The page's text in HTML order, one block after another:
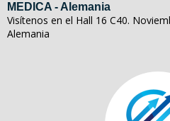
MEDICA - Alemania
Visítenos en el Hall 16 C40.
Alemania